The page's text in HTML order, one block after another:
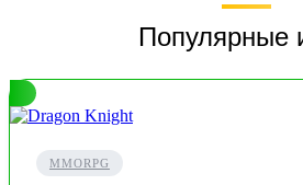
Популярные
MMORPG